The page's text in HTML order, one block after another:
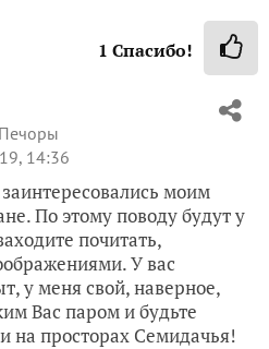
1 Спасибо!
Печоры
14:36
моим
По этому поводу будут у
почитать,
У вас
у меня свой, наверное,
Вас паром и будьте
на просторах Семидачья!